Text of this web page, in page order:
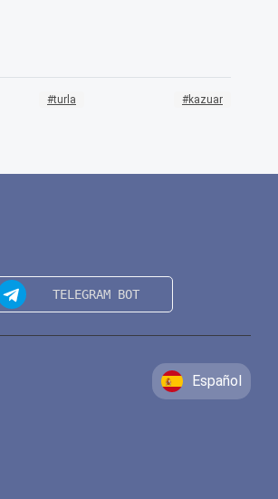
turla kazuar
Español